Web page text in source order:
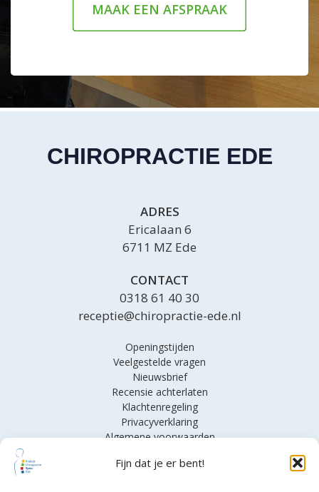
Fijn dat je er bent!
MAAK EEN AFSPRAAK
CHIROPRACTIE EDE
ADRES
Ericalaan 6
6711 MZ Ede
CONTACT
0318 61 40 30
receptie@chiropractie-ede.nl
Openingstijden
Veelgestelde vragen
Nieuwsbrief
Recensie achterlaten
Klachtenregeling
Privacyverklaring
Algemene voorwaarden